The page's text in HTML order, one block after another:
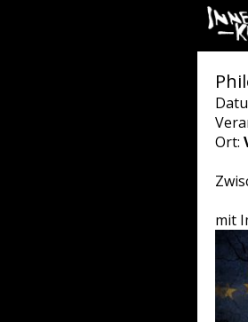
Ort:
mit